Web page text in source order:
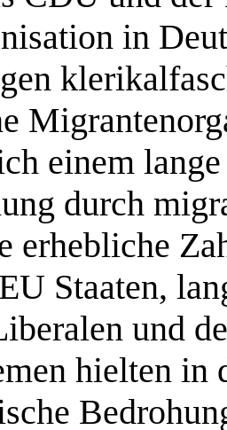
in
einem
durch
erhebliche
Staaten,
und
hielten in